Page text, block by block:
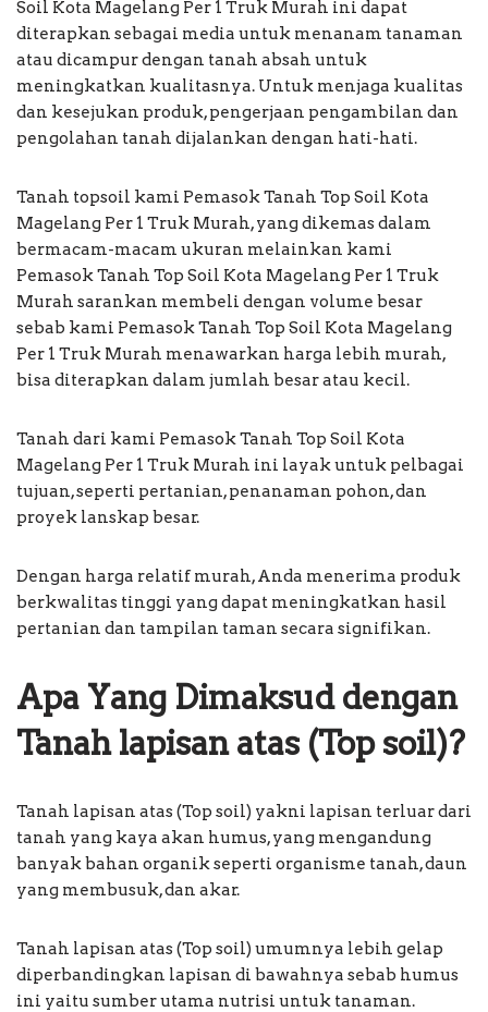
Soil Kota Magelang Per 1 Truk Murah ini dapat
diterapkan sebagai media untuk menanam tanaman
atau dicampur dengan tanah absah untuk
meningkatkan kualitasnya. Untuk menjaga kualitas
dan kesejukan produk, pengerjaan pengambilan dan
pengolahan tanah dijalankan dengan hati-hati.
Tanah topsoil kami Pemasok Tanah Top Soil Kota
Magelang Per 1 Truk Murah, yang dikemas dalam
bermacam-macam ukuran melainkan kami
Pemasok Tanah Top Soil Kota Magelang Per 1 Truk
Murah sarankan membeli dengan volume besar
sebab kami Pemasok Tanah Top Soil Kota Magelang
Per 1 Truk Murah menawarkan harga lebih murah,
bisa diterapkan dalam jumlah besar atau kecil.
Tanah dari kami Pemasok Tanah Top Soil Kota
Magelang Per 1 Truk Murah ini layak untuk pelbagai
tujuan, seperti pertanian, penanaman pohon, dan
proyek lanskap besar.
Dengan harga relatif murah, Anda menerima produk
berkwalitas tinggi yang dapat meningkatkan hasil
pertanian dan tampilan taman secara signifikan.
Apa Yang Dimaksud dengan
Tanah lapisan atas (Top soil)?
Tanah lapisan atas (Top soil) yakni lapisan terluar dari
tanah yang kaya akan humus, yang mengandung
banyak bahan organik seperti organisme tanah, daun
yang membusuk, dan akar.
Tanah lapisan atas (Top soil) umumnya lebih gelap
diperbandingkan lapisan di bawahnya sebab humus
ini yaitu sumber utama nutrisi untuk tanaman.